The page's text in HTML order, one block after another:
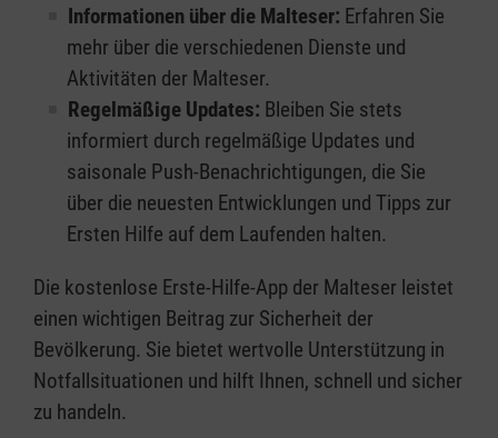
Informationen über die Malteser: Erfahren Sie
mehr über die verschiedenen Dienste und
Aktivitäten der Malteser.
Regelmäßige Updates: Bleiben Sie stets
informiert durch regelmäßige Updates und
saisonale Push-Benachrichtigungen, die Sie
über die neuesten Entwicklungen und Tipps zur
Ersten Hilfe auf dem Laufenden halten.
Die kostenlose Erste-Hilfe-App der Malteser leistet
einen wichtigen Beitrag zur Sicherheit der
Bevölkerung. Sie bietet wertvolle Unterstützung in
Notfallsituationen und hilft Ihnen, schnell und sicher
zu handeln.